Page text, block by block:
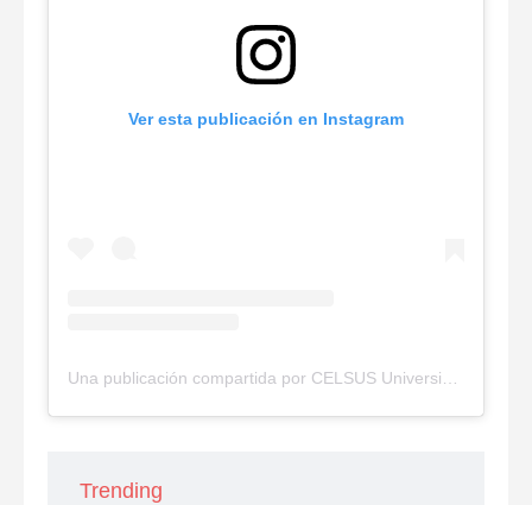
Ver esta publicación en Instagram
Trending